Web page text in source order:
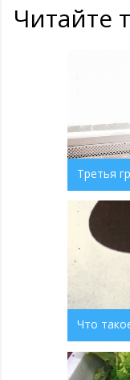
Читайте
Третья
Что